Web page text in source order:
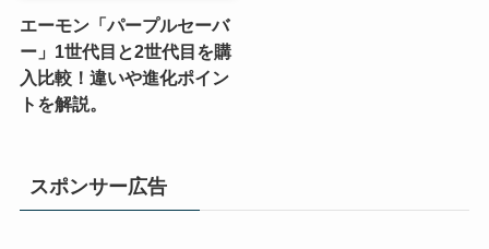
エーモン「パープルセーバ
ー」1世代目と2世代目を購
入比較！違いや進化ポイン
トを解説。
スポンサー広告